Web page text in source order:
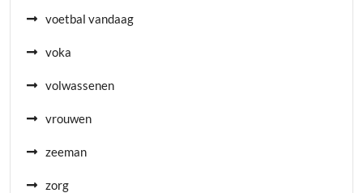
voetbal vandaag
voka
volwassenen
vrouwen
zeeman
zorg